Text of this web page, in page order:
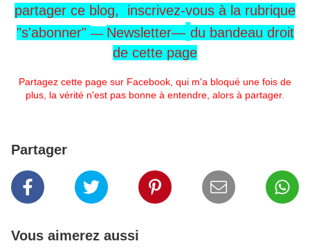
partager ce blog, inscrivez-vous à la rubrique
"s'abonner" — Newsletter— du bandeau droit
de cette page
Partagez cette page sur Facebook, qui m'a bloqué une fois de
plus, la vérité n'est pas bonne à entendre, alors à partager.
Partager
Vous aimerez aussi